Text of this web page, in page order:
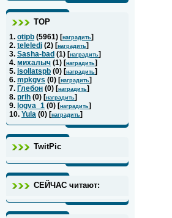
ТОР
1. otipb (5961) [наградить]
2. teleledi (2) [наградить]
3. Sasha-bad (1) [наградить]
4. михалыч (1) [наградить]
5. isollatspb (0) [наградить]
6. mpkgvs (0) [наградить]
7. Глебон (0) [наградить]
8. prih (0) [наградить]
9. logva_1 (0) [наградить]
10. Yula (0) [наградить]
TwitPic
СЕЙЧАС читают: